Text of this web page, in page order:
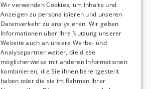
Wir verwenden Cookies, um Inhalte und
Anzeigen zu personalisieren und unseren
Datenverkehr zu analysieren. Wir geben
Informationen über Ihre Nutzung unserer
Website auch an unsere Werbe- und
Analysepartner weiter, die diese
möglicherweise mit anderen Informationen
kombinieren, die Sie ihnen bereitgestellt
haben oder die sie im Rahmen Ihrer